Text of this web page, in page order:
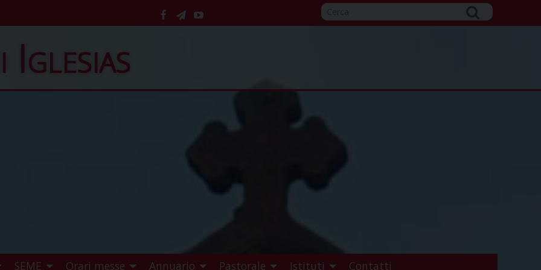
facebook
telegram
YouTube
Iglesias
SEME Orari messe Annuario Pastorale Istituti Contatti